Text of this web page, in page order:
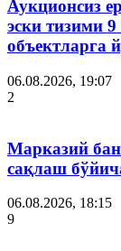
Аукционсиз
эски тизими
объектларга
06.08.2026, 19:07
2
Марказий
сақлаш
06.08.2026, 18:15
9